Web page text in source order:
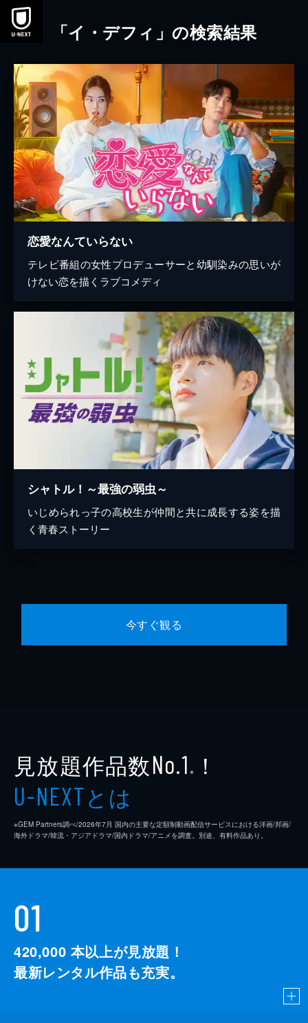
本文へスキップ
「イ・デフィ」の検索結果
恋愛なんていらない
テレビ番組の女性プロデューサーと幼馴染みの思いが
けない恋を描くラブコメディ
シャトル！～最強の弱虫～
いじめられっ子の高校生が仲間と共に成長する姿を描
く青春ストーリー
今すぐ観る
見放題作品数No.1 ※ ！
U-NEXTとは
※GEM Partners調べ/2026年7⽉ 国内の主要な定額制動画配信サービスにおける洋画/邦画/
海外ドラマ/韓流・アジアドラマ/国内ドラマ/アニメを調査。別途、有料作品あり。
01
420,000 本以上が見放題！
最新レンタル作品も充実。